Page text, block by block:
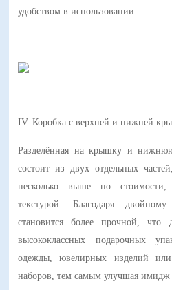
удобством в использовании.
IV. Коробка с верхней и нижней
Разделённая на крышку и нижнюю
состоит из двух отдельных
несколько выше по стоимости,
текстурой. Благодаря
становится более прочной, что
высококлассных подарочных
одежды, ювелирных изделий
наборов, тем самым улучшая имидж